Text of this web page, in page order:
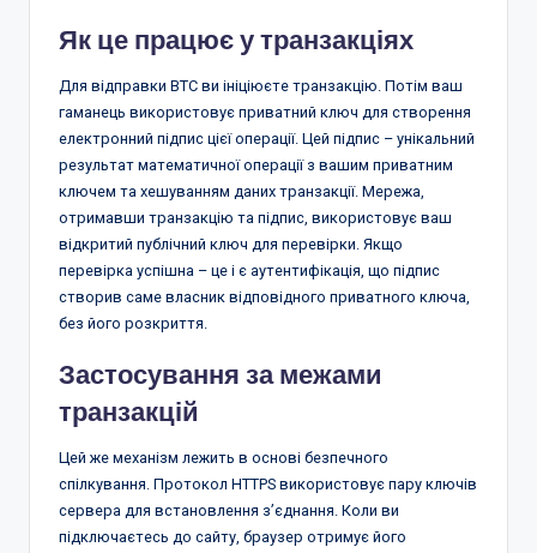
Як це працює у транзакціях
Для відправки BTC ви ініціюєте транзакцію. Потім ваш
гаманець використовує приватний ключ для створення
електронний підпис цієї операції. Цей підпис – унікальний
результат математичної операції з вашим приватним
ключем та хешуванням даних транзакції. Мережа,
отримавши транзакцію та підпис, використовує ваш
відкритий публічний ключ для перевірки. Якщо
перевірка успішна – це і є аутентифікація, що підпис
створив саме власник відповідного приватного ключа,
без його розкриття.
Застосування за межами
транзакцій
Цей же механізм лежить в основі безпечного
спілкування. Протокол HTTPS використовує пару ключів
сервера для встановлення з’єднання. Коли ви
підключаєтесь до сайту, браузер отримує його